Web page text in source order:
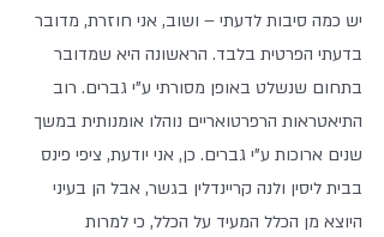
יש כמה סיבות לדעתי – ושוב, אני חוזרת, מדובר
בדעתי הפרטית בלבד. הראשונה היא שמדובר
בתחום שנשלט באופן מסורתי ע"י גברים. רוב
התיאטראות הרפרטואריים נוהלו אומנותית במשך
שנים ארוכות ע"י גברים. כן, אני יודעת, ציפי פינס
בבית ליסין ולנה קריינדלין בגשר, אבל הן בעיני
היוצא מן הכלל המעיד על הכלל, כי למרות